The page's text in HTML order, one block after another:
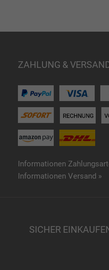
ZAHLUNG &
Informationen
Informationen Versand »
SICHER